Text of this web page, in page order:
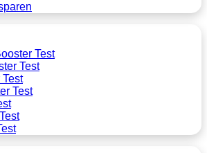
Test
Test
Test